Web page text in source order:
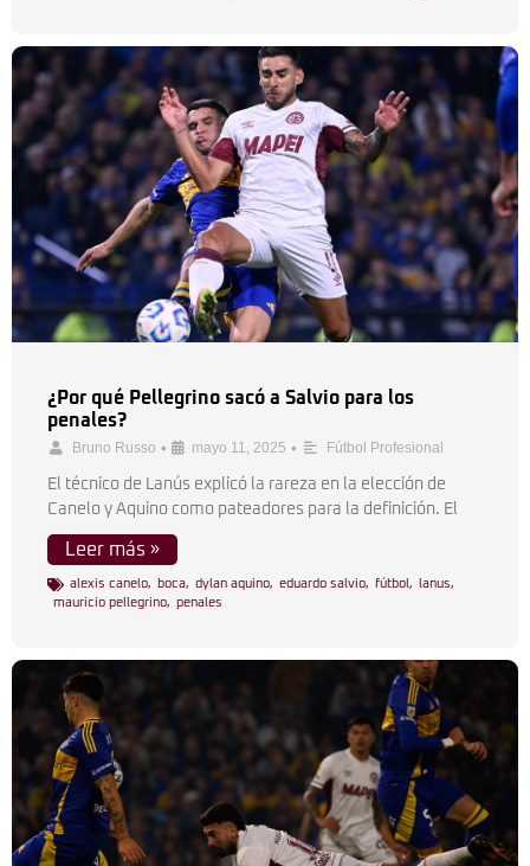
¿Por qué Pellegrino sacó a Salvio para los
penales?
Bruno Russo • mayo 11, 2025 • Fútbol Profesional
El técnico de Lanús explicó la rareza en la elección de
Canelo y Aquino como pateadores para la definición. El
Leer más »
alexis canelo, boca, dylan aquino, eduardo salvio, fútbol , lanus,
mauricio pellegrino, penales